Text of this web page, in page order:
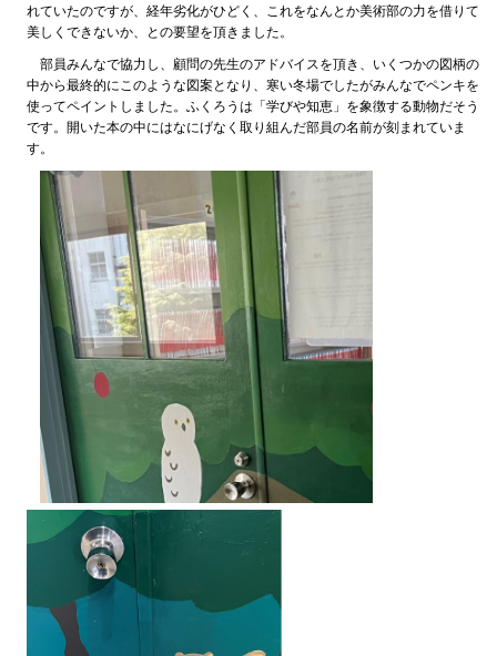
れていたのですが、経年劣化がひどく、これをなんとか美術部の力を借りて
美しくできないか、との要望を頂きました。
部員みんなで協力し、顧問の先生のアドバイスを頂き、いくつかの図柄の
中から最終的にこのような図案となり、寒い冬場でしたがみんなでペンキを
使ってペイントしました。ふくろうは「学びや知恵」を象徴する動物だそう
です。開いた本の中にはなにげなく取り組んだ部員の名前が刻まれていま
す。